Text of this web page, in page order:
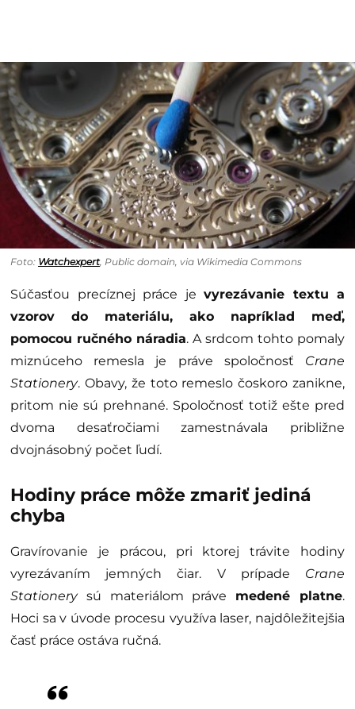
Foto: Watchexpert, Public domain, via Wikimedia Commons
Súčasťou precíznej práce je vyrezávanie textu a
vzorov do materiálu, ako napríklad meď,
pomocou ručného náradia. A srdcom tohto pomaly
miznúceho remesla je práve spoločnosť Crane
Stationery. Obavy, že toto remeslo čoskoro zanikne,
pritom nie sú prehnané. Spoločnosť totiž ešte pred
dvoma desaťročiami zamestnávala približne
dvojnásobný počet ľudí.
Hodiny práce môže zmariť jediná
chyba
Gravírovanie je prácou, pri ktorej trávite hodiny
vyrezávaním jemných čiar. V prípade Crane
Stationerysú materiálom práve medené platne.
Hoci sa v úvode procesu využíva laser, najdôležitejšia
časť práce ostáva ručná.